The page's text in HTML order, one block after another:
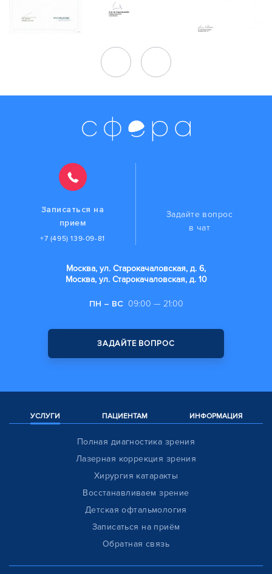
Записаться на
прием
+7 (495) 139-09-81
Задайте вопрос
в чат
Москва, ул. Старокачаловская, д. 6,
Москва, ул. Старокачаловская, д. 10
ПН – ВС 09:00 — 21:00
ЗАДАЙТЕ ВОПРОС
УСЛУГИ ПАЦИЕНТАМ ИНФОРМАЦИЯ
Полная диагностика зрения
Лазерная коррекция зрения
Хирургия катаракты
Восстанавливаем зрение
Детская офтальмология
Записаться на приём
Обратная связь